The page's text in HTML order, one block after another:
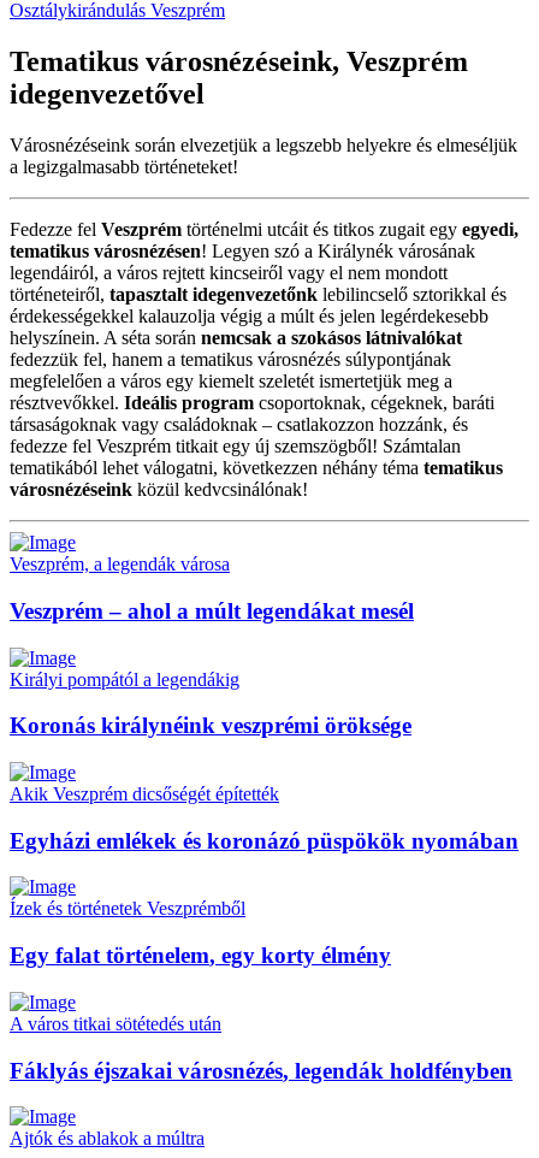
Osztálykirándulás Veszprém
Tematikus városnézéseink, Veszprém
idegenvezetővel
Városnézéseink során elvezetjük a legszebb helyekre és elmeséljük
a legizgalmasabb történeteket!
Fedezze fel Veszprém történelmi utcáit és titkos zugait egy egyedi,
tematikus városnézésen! Legyen szó a Királynék városának
legendáiról, a város rejtett kincseiről vagy el nem mondott
történeteiről, tapasztalt idegenvezetőnk lebilincselő sztorikkal és
érdekességekkel kalauzolja végig a múlt és jelen legérdekesebb
helyszínein. A séta során nemcsak a szokásos látnivalókat
fedezzük fel, hanem a tematikus városnézés súlypontjának
megfelelően a város egy kiemelt szeletét ismertetjük meg a
résztvevőkkel. Ideális program csoportoknak, cégeknek, baráti
társaságoknak vagy családoknak – csatlakozzon hozzánk, és
fedezze fel Veszprém titkait egy új szemszögből! Számtalan
tematikából lehet válogatni, következzen néhány téma tematikus
városnézéseink közül kedvcsinálónak!
Veszprém, a legendák városa
Veszprém – ahol a múlt legendákat mesél
Királyi pompától a legendákig
Koronás királynéink veszprémi öröksége
Akik Veszprém dicsőségét építették
Egyházi emlékek és koronázó püspökök nyomában
Ízek és történetek Veszprémből
Egy falat történelem, egy korty élmény
A város titkai sötétedés után
Fáklyás éjszakai városnézés, legendák holdfényben
Ajtók és ablakok a múltra